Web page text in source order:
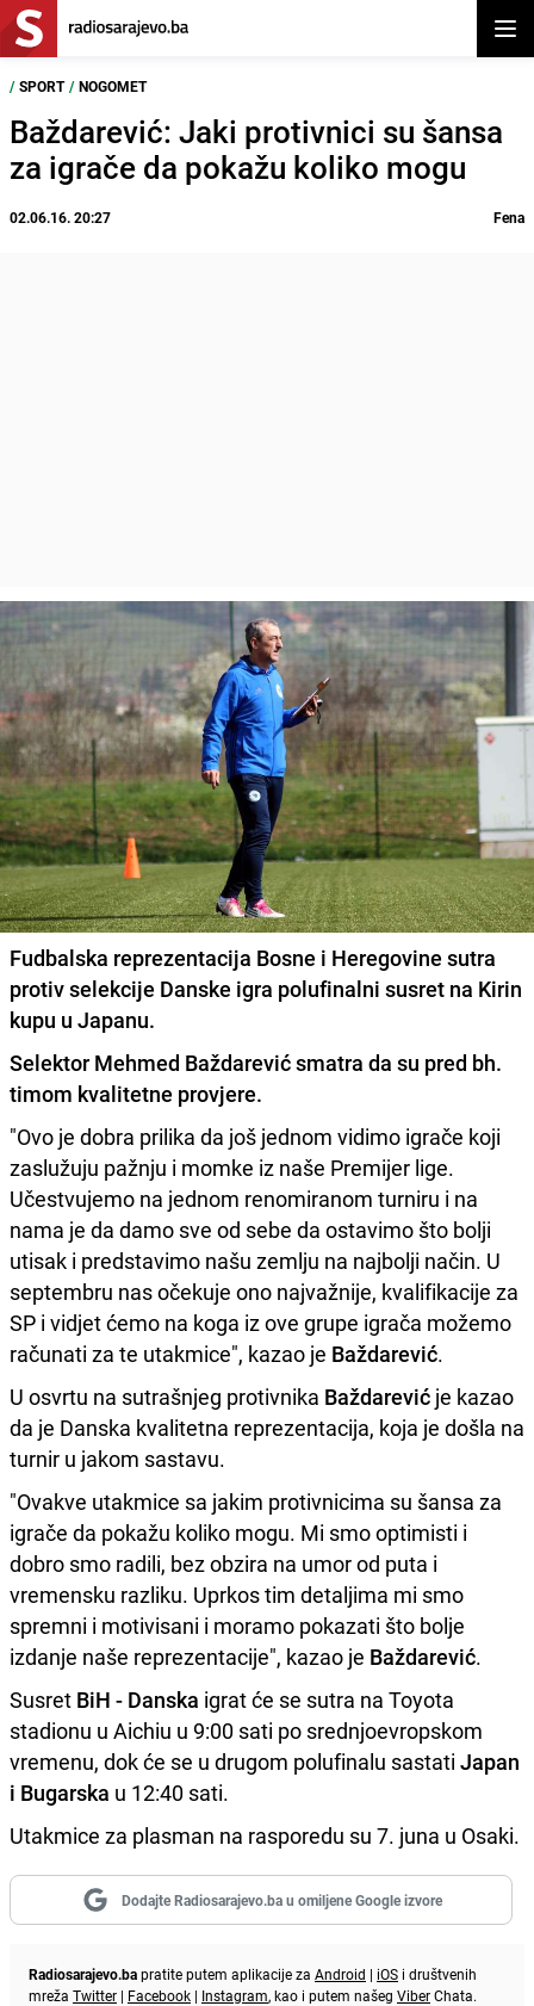
/ SPORT / NOGOMET
Baždarević: Jaki protivnici su šansa
za igrače da pokažu koliko mogu
02.06.16. 20:27 Fena
Fudbalska reprezentacija Bosne i Heregovine sutra
protiv selekcije Danske igra polufinalni susret na Kirin
kupu u Japanu.
Selektor Mehmed Baždarevićsmatra da su pred bh.
timom kvalitetne provjere.
"Ovo je dobra prilika da još jednom vidimo igrače koji
zaslužuju pažnju i momke iz naše Premijer lige.
Učestvujemo na jednom renomiranom turniru i na
nama je da damo sve od sebe da ostavimo što bolji
utisak i predstavimo našu zemlju na najbolji način. U
septembru nas očekuje ono najvažnije, kvalifikacije za
SP i vidjet ćemo na koga iz ove grupe igrača možemo
računati za te utakmice", kazao je Baždarević.
U osvrtu na sutrašnjeg protivnika Baždarević je kazao
da je Danska kvalitetna reprezentacija, koja je došla na
turnir u jakom sastavu.
"Ovakve utakmice sa jakim protivnicima su šansa za
igrače da pokažu koliko mogu. Mi smo optimisti i
dobro smo radili, bez obzira na umor od puta i
vremensku razliku. Uprkos tim detaljima mi smo
spremni i motivisani i moramo pokazati što bolje
izdanje naše reprezentacije", kazao je Baždarević.
Susret BiH - Danska igrat će se sutra na Toyota
stadionu u Aichiu u 9:00 sati po srednjoevropskom
vremenu, dok će se u drugom polufinalu sastati Japan
i Bugarska u 12:40 sati.
Utakmice za plasman na rasporedu su 7. juna u Osaki.
Dodajte Radiosarajevo.ba u omiljene Google izvore
Radiosarajevo.bapratite putem aplikacije za Android | iOS i društvenih
mreža Twitter | Facebook | Instagram, kao i putem našeg ViberChata.